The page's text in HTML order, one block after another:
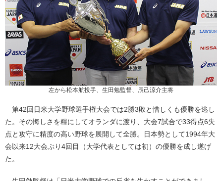
左から松本航投手、生田勉監督、辰己涼介主将
第42回日米大学野球選手権大会では2勝3敗と惜しくも優勝を逃し
た。その悔しさを糧にしてオランダに渡り、大会7試合で33得点6失
点と攻守に精度の高い野球を展開して全勝。日本勢として1994年大
会以来12大会ぶり4回目（大学代表としては初）の優勝を成し遂げ
た。